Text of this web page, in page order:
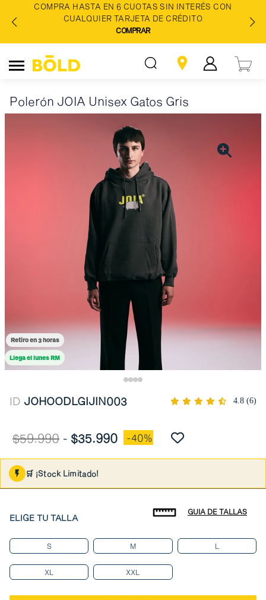
COMPRA HASTA EN 6 CUOTAS SIN INTERÉS CON
CUALQUIER TARJETA DE CRÉDITO
COMPRAR
Polerón JOIA Unisex Gatos Gris
Retiro en 3 horas
Llega el lunes RM
ID JOHOODLGIJIN003 4.8 (6)
$59.990 - $35.990 -40%
🛒 ¡Stock Limitado!
ELIGE TU TALLA
GUIA DE TALLAS
S M L
XL XXL